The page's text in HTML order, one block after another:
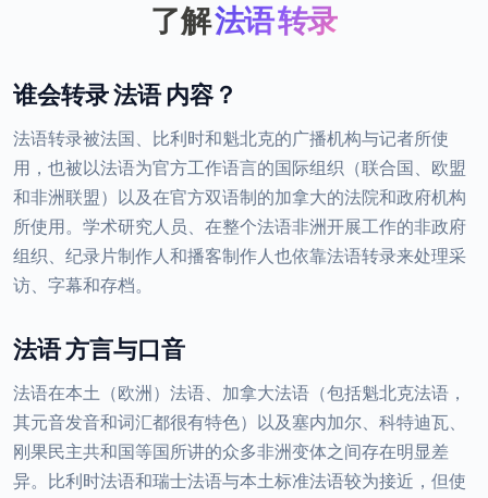
了解法语 转录
谁会转录 法语 内容？
法语转录被法国、比利时和魁北克的广播机构与记者所使
用，也被以法语为官方工作语言的国际组织（联合国、欧盟
和非洲联盟）以及在官方双语制的加拿大的法院和政府机构
所使用。学术研究人员、在整个法语非洲开展工作的非政府
组织、纪录片制作人和播客制作人也依靠法语转录来处理采
访、字幕和存档。
法语 方言与口音
法语在本土（欧洲）法语、加拿大法语（包括魁北克法语，
其元音发音和词汇都很有特色）以及塞内加尔、科特迪瓦、
刚果民主共和国等国所讲的众多非洲变体之间存在明显差
异。比利时法语和瑞士法语与本土标准法语较为接近，但使